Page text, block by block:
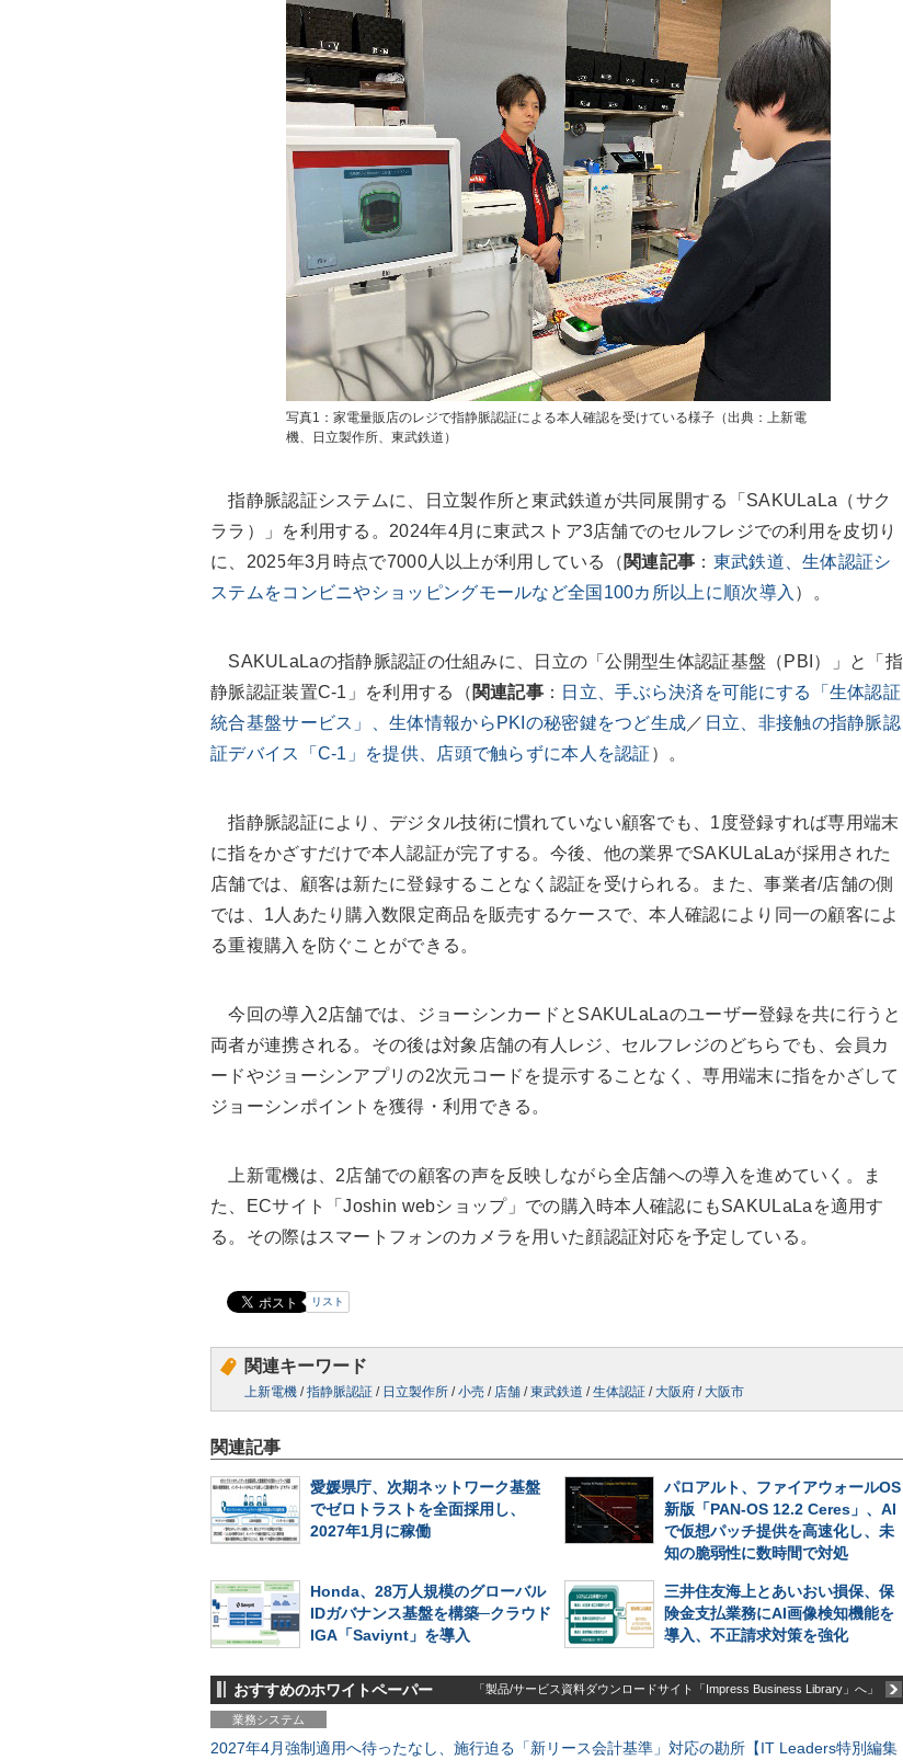
写真1：家電量販店のレジで指静脈認証による本人確認を受けている様子（出典：上新電
機、日立製作所、東武鉄道）
指静脈認証システムに、日立製作所と東武鉄道が共同展開する「SAKULaLa（サク
ララ）」を利用する。2024年4月に東武ストア3店舗でのセルフレジでの利用を皮切り
に、2025年3月時点で7000人以上が利用している（ 関連記事 ： 東武鉄道、生体認証シ
ステムをコンビニやショッピングモールなど全国100カ所以上に順次導入 ）。
SAKULaLaの指静脈認証の仕組みに、日立の「公開型生体認証基盤（PBI）」と「指
静脈認証装置C-1」を利用する（ 関連記事 ： 日立、手ぶら決済を可能にする「生体認証
統合基盤サービス」、生体情報からPKIの秘密鍵をつど生成 ／ 日立、非接触の指静脈認
証デバイス「C-1」を提供、店頭で触らずに本人を認証 ）。
指静脈認証により、デジタル技術に慣れていない顧客でも、1度登録すれば専用端末
に指をかざすだけで本人認証が完了する。今後、他の業界でSAKULaLaが採用された
店舗では、顧客は新たに登録することなく認証を受けられる。また、事業者/店舗の側
では、1人あたり購入数限定商品を販売するケースで、本人確認により同一の顧客によ
る重複購入を防ぐことができる。
今回の導入2店舗では、ジョーシンカードとSAKULaLaのユーザー登録を共に行うと
両者が連携される。その後は対象店舗の有人レジ、セルフレジのどちらでも、会員カ
ードやジョーシンアプリの2次元コードを提示することなく、専用端末に指をかざして
ジョーシンポイントを獲得・利用できる。
上新電機は、2店舗での顧客の声を反映しながら全店舗への導入を進めていく。ま
た、ECサイト「Joshin webショップ」での購入時本人確認にもSAKULaLaを適用す
る。その際はスマートフォンのカメラを用いた顔認証対応を予定している。
リスト
関連キーワード
上新電機 /指静脈認証 / 日立製作所 /小売 / 店舗 /東武鉄道 /生体認証 / 大阪府 / 大阪市
関連記事
愛媛県庁、次期ネットワーク基盤
でゼロトラストを全面採用し、
2027年1月に稼働
パロアルト、ファイアウォールOS
新版「PAN-OS 12.2 Ceres」、AI
で仮想パッチ提供を高速化し、未
知の脆弱性に数時間で対処
Honda、28万人規模のグローバル
IDガバナンス基盤を構築─クラウド
IGA「Saviynt」を導入
三井住友海上とあいおい損保、保
険金支払業務にAI画像検知機能を
導入、不正請求対策を強化
おすすめのホワイトペーパー 「製品/サービス資料ダウンロードサイト「Impress Business Library」へ」
業務システム
2027年4月強制適用へ待ったなし、施行迫る「新リース会計基準」対応の勘所【IT Leaders特別編集